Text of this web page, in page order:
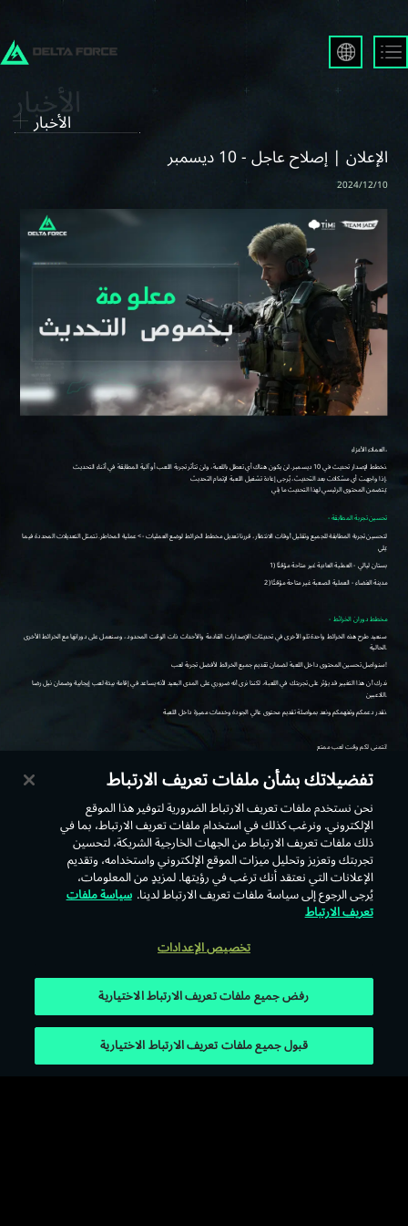
Русский
Deutsch
繁體中文
Português
한국어
日本語
Türkçe
الأخبار
الإعلان | إصلاح عاجل - 10 ديسمبر
2024/12/10
عودة
تفضيلاتك بشأن ملفات تعريف الارتباط
نحن نستخدم ملفات تعريف الارتباط الضرورية لتوفير هذا الموقع
الإلكتروني. ونرغب كذلك في استخدام ملفات تعريف الارتباط، بما في
ذلك ملفات تعريف الارتباط من الجهات الخارجية الشريكة، لتحسين
تجربتك وتعزيز وتحليل ميزات الموقع الإلكتروني واستخدامه، وتقديم
الإعلانات التي نعتقد أنك ترغب في رؤيتها. لمزيدٍ من المعلومات،
يُرجى الرجوع إلى سياسة ملفات تعريف الارتباط لدينا. سياسة ملفات
تعريف الارتباط
تخصيص الإعدادات
رفض جميع ملفات تعريف الارتباط الاختيارية
قبول جميع ملفات تعريف الارتباط الاختيارية